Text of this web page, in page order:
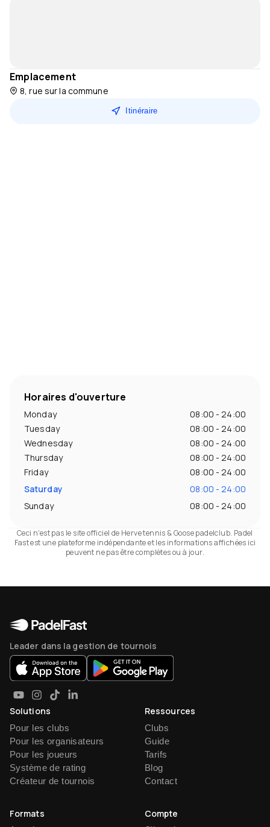
Emplacement
8, rue sur la commune
Itinéraire
Horaires d'ouverture
Monday
08:00 - 24:00
Tuesday
08:00 - 24:00
Wednesday
08:00 - 24:00
Thursday
08:00 - 24:00
Friday
08:00 - 24:00
Saturday
08:00 - 24:00
Sunday
08:00 - 24:00
Ceci n'est pas le site officiel de Herve tennis & Goose padelclub. Padel
Fast est une plateforme indépendante et les informations affichées ici
peuvent ne pas être complètes ou à jour.
Leader dans la gestion de tournois
Solutions
Pour les clubs
Pour les organisateurs
Pour les joueurs
Système de rating
Créateur de tournois
Ressources
Clubs
Guide
Tarifs
Blog
Contact
Formats Compte